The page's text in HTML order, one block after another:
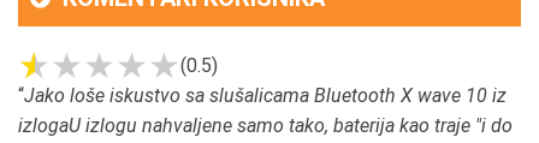
(0.5)
“Jako loše iskustvo sa slušalicama Bluetooth X wave 10 iz
izlogaU izlogu nahvaljene samo tako, baterija kao traje "i do